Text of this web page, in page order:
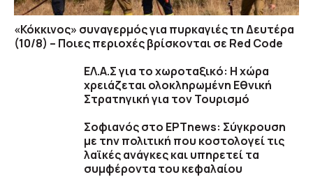
«Κόκκινος» συναγερμός για πυρκαγιές τη Δευτέρα
(10/8) – Ποιες περιοχές βρίσκονται σε Red Code
ΕΛ.Α.Σ για το χωροταξικό: Η χώρα
χρειάζεται ολοκληρωμένη Εθνική
Στρατηγική για τον Τουρισμό
Σοφιανός στο ΕΡΤnews: Σύγκρουση
με την πολιτική που κοστολογεί τις
λαϊκές ανάγκες και υπηρετεί τα
συμφέροντα του κεφαλαίου